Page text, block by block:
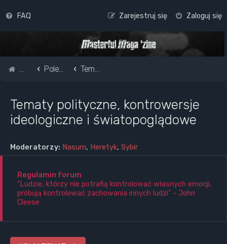
FAQ Zaloguj się
Zarejestruj się
Strona główna
Pole do popisu... Tematy polityczne, kontrowersje ideologiczne i światopoglądowe
Tematy polityczne, kontrowersje
ideologiczne i światopoglądowe
Moderatorzy: Nasum, Heretyk, Sybir
Regulamin forum
"Ludzie, którzy nie potrafią kontrolować własnych emocji,
próbują kontrolować zachowania innych ludzi" - John
Cleese